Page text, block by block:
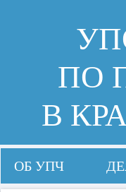
ПО
В
ОБ УПЧ